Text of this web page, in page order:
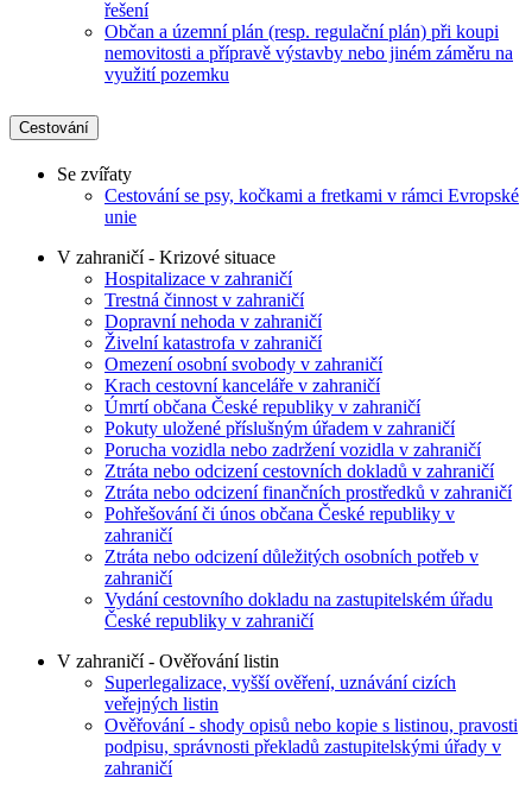
řešení
Občan a územní plán (resp. regulační plán) při koupi
nemovitosti a přípravě výstavby nebo jiném záměru na
využití pozemku
Cestování
Se zvířaty
Cestování se psy, kočkami a fretkami v rámci Evropské
unie
V zahraničí - Krizové situace
Hospitalizace v zahraničí
Trestná činnost v zahraničí
Dopravní nehoda v zahraničí
Živelní katastrofa v zahraničí
Omezení osobní svobody v zahraničí
Krach cestovní kanceláře v zahraničí
Úmrtí občana České republiky v zahraničí
Pokuty uložené příslušným úřadem v zahraničí
Porucha vozidla nebo zadržení vozidla v zahraničí
Ztráta nebo odcizení cestovních dokladů v zahraničí
Ztráta nebo odcizení finančních prostředků v zahraničí
Pohřešování či únos občana České republiky v
zahraničí
Ztráta nebo odcizení důležitých osobních potřeb v
zahraničí
Vydání cestovního dokladu na zastupitelském úřadu
České republiky v zahraničí
V zahraničí - Ověřování listin
Superlegalizace, vyšší ověření, uznávání cizích
veřejných listin
Ověřování - shody opisů nebo kopie s listinou, pravosti
podpisu, správnosti překladů zastupitelskými úřady v
zahraničí